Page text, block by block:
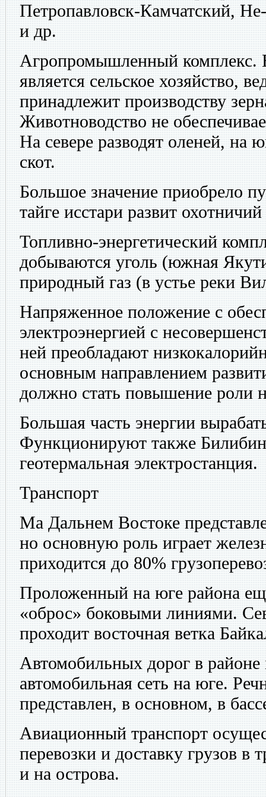
Петропавловск-Камчатский,
и др.
Агропромышленный комплекс.
является сельское хозяйство,
принадлежит производству
Животноводство не
На севере разводят оленей,
скот.
Большое значение приобрело
тайге исстари развит
Топливно-энергетический
добываются уголь (южная
природный газ (в устье реки
Напряженное положение с
электроэнергией с
ней преобладают
основным направлением
должно стать повышение роли
Большая часть энергии
Функционируют также
геотермальная электростанция.
Транспорт
Ма Дальнем Востоке
но основную роль играет
приходится до 80%
Проложенный на юге района
«оброс» боковыми линиями.
проходит восточная ветка
Автомобильных дорог в районе
автомобильная сеть на юге.
представлен, в основном, в
Авиационный транспорт
перевозки и доставку грузов в
и на острова.